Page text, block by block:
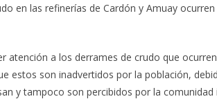
en las refinerías de Cardón y Amuay
atención a los derrames de crudo que
estos son inadvertidos por la población,
y tampoco son percibidos por la comunidad